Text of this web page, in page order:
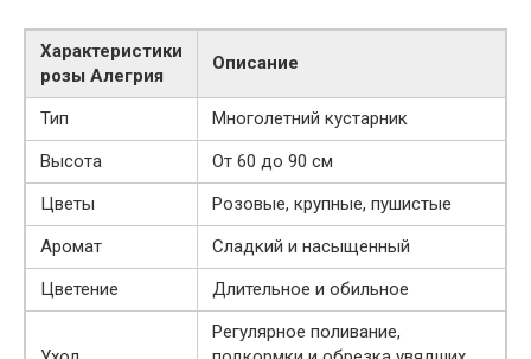
Характеристики
розы Алегрия
Описание
Тип
Многолетний кустарник
Высота
От 60 до 90 см
Цветы
Розовые, крупные, пушистые
Аромат
Сладкий и насыщенный
Цветение
Длительное и обильное
Регулярное поливание,